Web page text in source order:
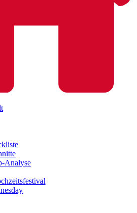
Analyse